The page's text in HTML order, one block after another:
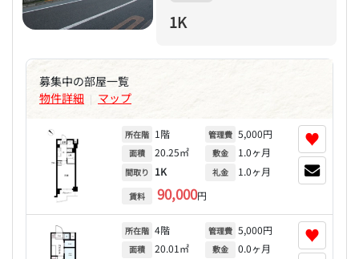
1K
募集中の部屋一覧
物件詳細 | マップ
所在階 1階
面積 20.25㎡
間取り 1K
賃料 90,000円
管理費 5,000円
敷金 1.0ヶ月
礼金 1.0ヶ月
♥
所在階 4階
面積 20.01㎡
管理費 5,000円
敷金 0.0ヶ月
♥